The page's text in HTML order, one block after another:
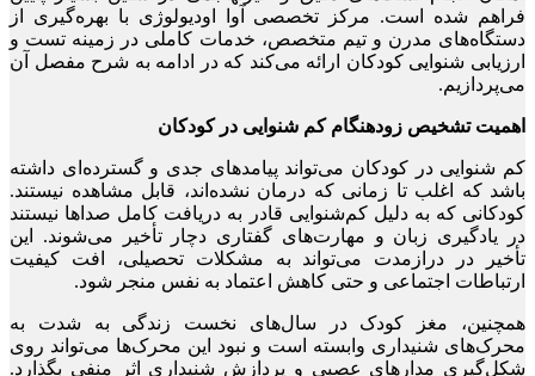
فراهم شده است. مرکز تخصصی آوا اودیولوژی با بهره‌گیری از
دستگاه‌های مدرن و تیم متخصص، خدمات کاملی در زمینه تست و
ارزیابی شنوایی کودکان ارائه می‌کند که در ادامه به شرح مفصل آن
می‌پردازیم.
اهمیت تشخیص زودهنگام کم‌ شنوایی در کودکان
کم‌ شنوایی در کودکان می‌تواند پیامدهای جدی و گسترده‌ای داشته
باشد که اغلب تا زمانی که درمان نشده‌اند، قابل مشاهده نیستند.
کودکانی که به دلیل کم‌شنوایی قادر به دریافت کامل صداها نیستند
در یادگیری زبان و مهارت‌های گفتاری دچار تأخیر می‌شوند. این
تأخیر در درازمدت می‌تواند به مشکلات تحصیلی، افت کیفیت
ارتباطات اجتماعی و حتی کاهش اعتماد به نفس منجر شود.
همچنین، مغز کودک در سال‌های نخست زندگی به شدت به
محرک‌های شنیداری وابسته است و نبود این محرک‌ها می‌تواند روی
شکل‌گیری مدارهای عصبی و پردازش شنیداری اثر منفی بگذارد.